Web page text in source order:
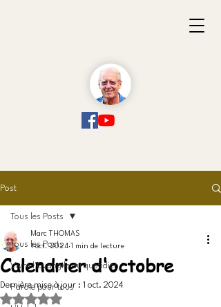
Post
Tous les Posts
Vivre l'Evangile au quotidien
Parole pour tous
Tous les Posts
Calendrier d'octobre
Marc THOMAS
1 oct. 2024 1 min de lecture
Dernière mise à jour : 1 oct. 2024
Noté NaN étoiles sur 5.